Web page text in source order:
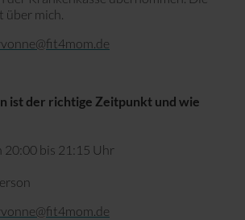
über mich.
ist der richtige Zeitpunkt und wie
20:00 bis 21:15 Uhr